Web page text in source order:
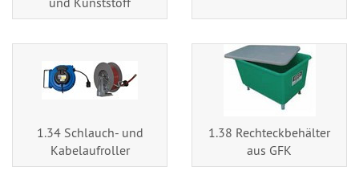
1.34 Schlauch- und
Kabelaufroller
1.38 Rechteckbehälter
aus GFK